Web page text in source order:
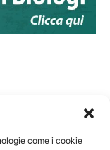
come i cookie